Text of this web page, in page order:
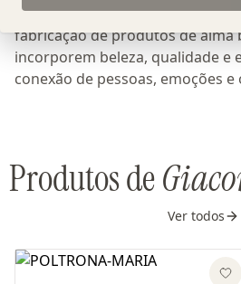
interseção de técnicas
fabricação de produtos de alma
incorporem beleza, qualidade e
conexão de pessoas, emoções e
Produtos de
Ver todos